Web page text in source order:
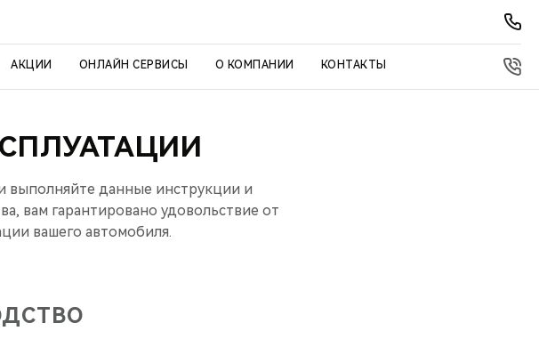
АКЦИИ ОНЛАЙН СЕРВИСЫ О КОМПАНИИ КОНТАКТЫ
выполняйте данные инструкции и
вам гарантировано удовольствие от
вашего автомобиля.